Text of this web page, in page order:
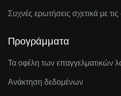
Συχνές ερωτήσεις σχετικά με
Προγράμματα
Τα οφέλη των επαγγελματικών
Ανάκτηση δεδομένων